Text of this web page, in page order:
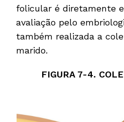
folicular é diretamente
avaliação pelo
também realizada a
marido.
FIGURA 7-4.